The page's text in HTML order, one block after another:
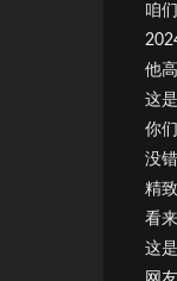
咱
他
这
你
没
精
看
这